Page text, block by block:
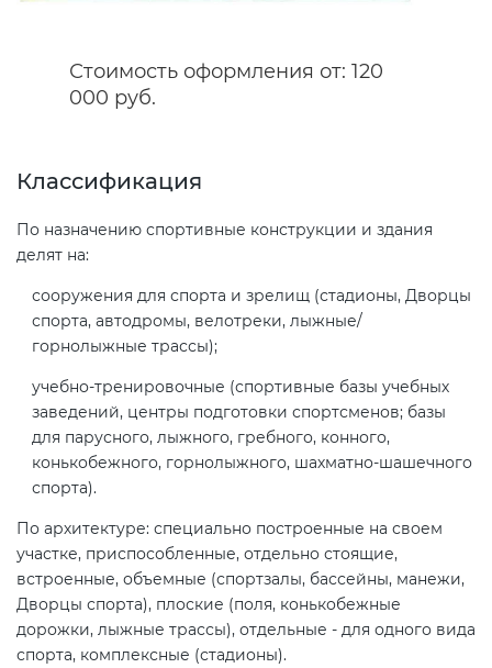
Стоимость оформления от: 120
000 руб.
Классификация
По назначению спортивные конструкции и здания
делят на:
сооружения для спорта и зрелищ (стадионы, Дворцы
спорта, автодромы, велотреки, лыжные/
горнолыжные трассы);
учебно-тренировочные (спортивные базы учебных
заведений, центры подготовки спортсменов; базы
для парусного, лыжного, гребного, конного,
конькобежного, горнолыжного, шахматно-шашечного
спорта).
По архитектуре: специально построенные на своем
участке, приспособленные, отдельно стоящие,
встроенные, объемные (спортзалы, бассейны, манежи,
Дворцы спорта), плоские (поля, конькобежные
дорожки, лыжные трассы), отдельные - для одного вида
спорта, комплексные (стадионы).
Сертификация спортивных
товаров
Сертификация ресурсов
БАДы
Декларация ТР ТС
по схеме 5Д (ТР ТС 010)
Декларирование пищевой
продукции (ТР ТС 021)
Декларирование алкогольной
продукции (ТР ЕАЭС 047)
Декларирование
совместимости (ТР ТС 020)
Сертификация детских товаров
(ТР ТС 007)